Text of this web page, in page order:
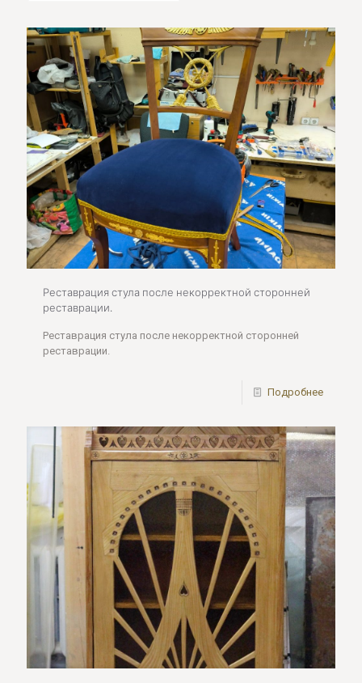
Реставрация стула после некорректной сторонней
реставрации.
Реставрация стула после некорректной сторонней
реставрации.
Подробнее